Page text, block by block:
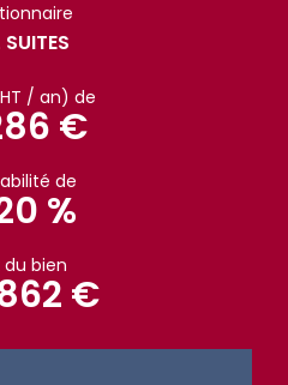
/ an) de
€
de
%
du bien
€